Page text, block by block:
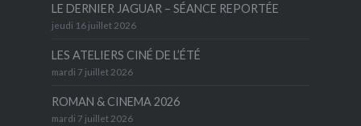
LE DERNIER JAGUAR – SÉANCE REPORTÉE
jeudi 16 juillet 2026
LES ATELIERS CINÉ DE L’ÉTÉ
mardi 7 juillet 2026
ROMAN & CINEMA 2026
mardi 7 juillet 2026